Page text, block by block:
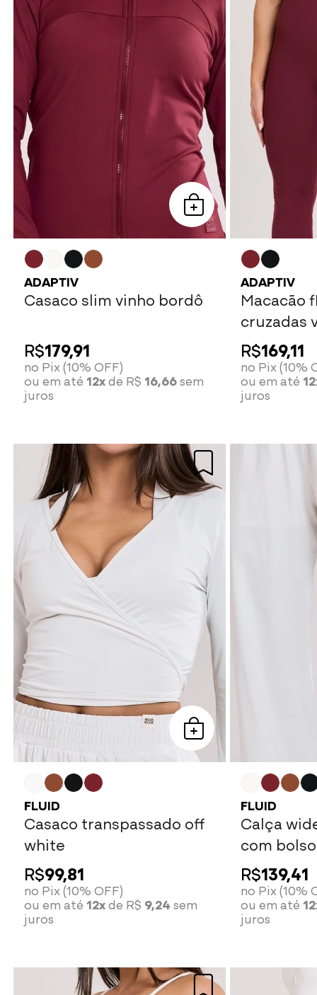
ADAPTIV
Casaco slim vinho bordô
R$179,91
no Pix (10% OFF)
ou em até 12xde R$ 16,66sem
juros
ADAPTIV
Macacão
cruzadas
R$169,11
no Pix (10%
ou em até
juros
FLUID
Casaco transpassado off
white
R$99,81
no Pix (10% OFF)
ou em até 12xde R$ 9,24 sem
juros
FLUID
Calça
com
R$139,41
no Pix (10%
ou em até
juros